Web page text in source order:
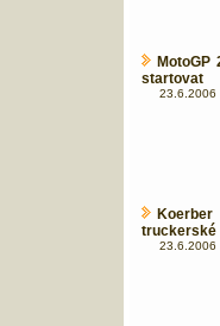
startovat
23.6.2006
truckerské
23.6.2006